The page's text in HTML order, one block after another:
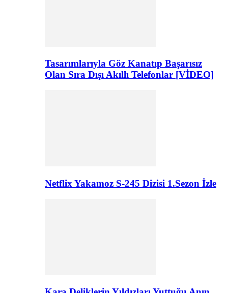
Tasarımlarıyla Göz Kanatıp Başarısız
Olan Sıra Dışı Akıllı Telefonlar [VİDEO]
Netflix Yakamoz S-245 Dizisi 1.Sezon İzle